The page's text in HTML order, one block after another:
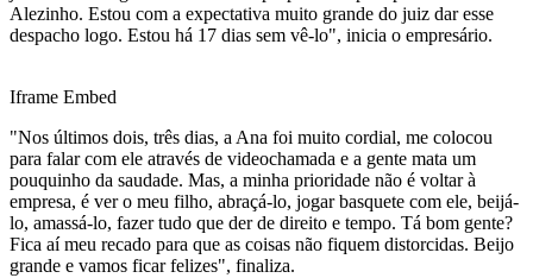
Alezinho. Estou com a expectativa muito grande do juiz dar esse
despacho logo. Estou há 17 dias sem vê-lo", inicia o empresário.
Iframe Embed
"Nos últimos dois, três dias, a Ana foi muito cordial, me colocou
para falar com ele através de videochamada e a gente mata um
pouquinho da saudade. Mas, a minha prioridade não é voltar à
empresa, é ver o meu filho, abraçá-lo, jogar basquete com ele, beijá-
lo, amassá-lo, fazer tudo que der de direito e tempo. Tá bom gente?
Fica aí meu recado para que as coisas não fiquem distorcidas. Beijo
grande e vamos ficar felizes", finaliza.